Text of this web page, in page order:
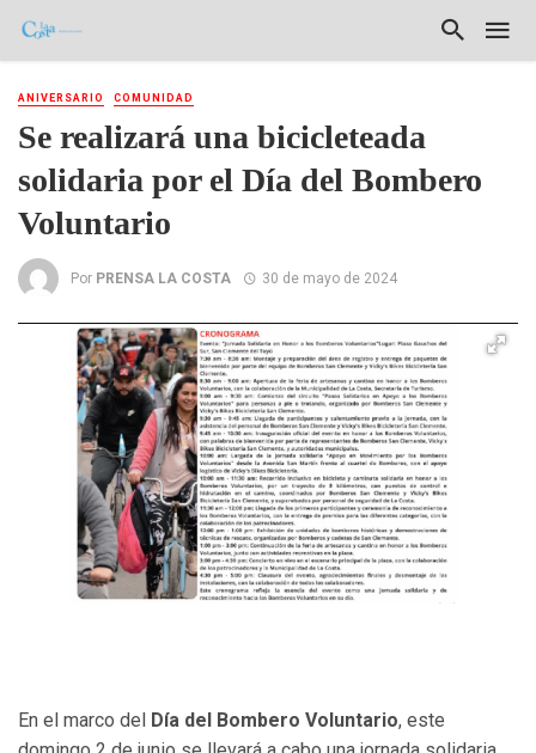
ANIVERSARIO COMUNIDAD
Se realizará una bicicleteada
solidaria por el Día del Bombero
Voluntario
Por PRENSA LA COSTA 30 de mayo de 2024
En el marco del Día del Bombero Voluntario, este